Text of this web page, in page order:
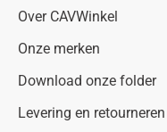
Over CAVWinkel
Onze merken
Download onze folder
Levering en retourneren